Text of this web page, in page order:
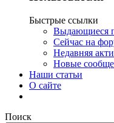
Быстрые ссылки
Выдающиеся
Сейчас на
Недавняя
Новые
Наши статьи
О сайте
Поиск